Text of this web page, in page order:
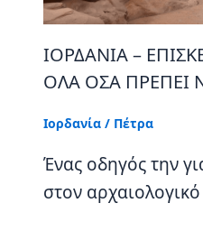
ΙΟΡΔΑΝΙΑ –
ΟΛΑ ΟΣΑ ΠΡΕΠΕΙ
Ιορδανία/ Πέτρα
Ένας οδηγός την
στον